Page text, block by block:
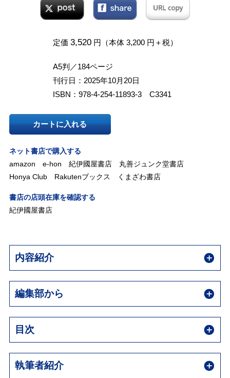
定価 3,520円（本体 3,200 円＋税）
A5判／184ページ
刊行日：2025年10月20日
ISBN：978-4-254-11893-3 C3341
カートに入れる
ネット書店で購入する
amazon
e-hon 紀伊國屋書店
丸善ジュンク堂書店
Honya Club
Rakutenブックス くまざわ書店
書店の店頭在庫を確認する
紀伊國屋書店
内容紹介
編集部から
目次
執筆者紹介